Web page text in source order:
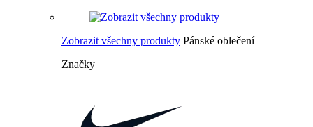
Zobrazit všechny produkty Pánské oblečení
Značky